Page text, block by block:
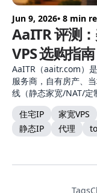
Jun 9, 2026• 8 min
AaITR 评测
VPS 选购指南
AaITR（aaitr.com）
服务商，自有房产、
线（静态家宽/NAT/定
以及它"不保证 IP 纯
住宅IP 家宽VPS
静态IP
代理
Tags